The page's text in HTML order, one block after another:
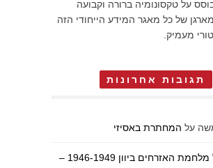
על טקסונומיה ברורה וקבועה
של כל מאגר המידע הייחודי הזה
מעמיק.
תגובות אחרונות
על המחתרת באסיזי
מלחמת האזרחים ביוון 1946-1949 –